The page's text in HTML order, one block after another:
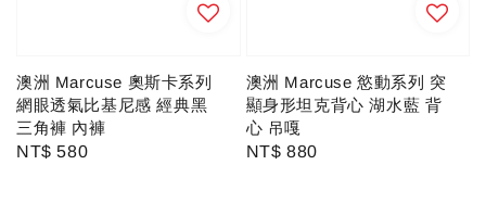
澳洲 Marcuse 奧斯卡系列
網眼透氣比基尼感 經典黑
三角褲 內褲
Regular
NT$ 580
澳洲 Marcuse 慾動系列 突
顯身形坦克背心 湖水藍 背
心 吊嘎
Regular
NT$ 880